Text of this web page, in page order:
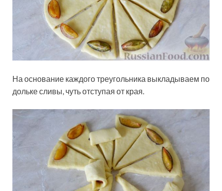
На основание каждого треугольника выкладываем по
дольке сливы, чуть отступая от края.